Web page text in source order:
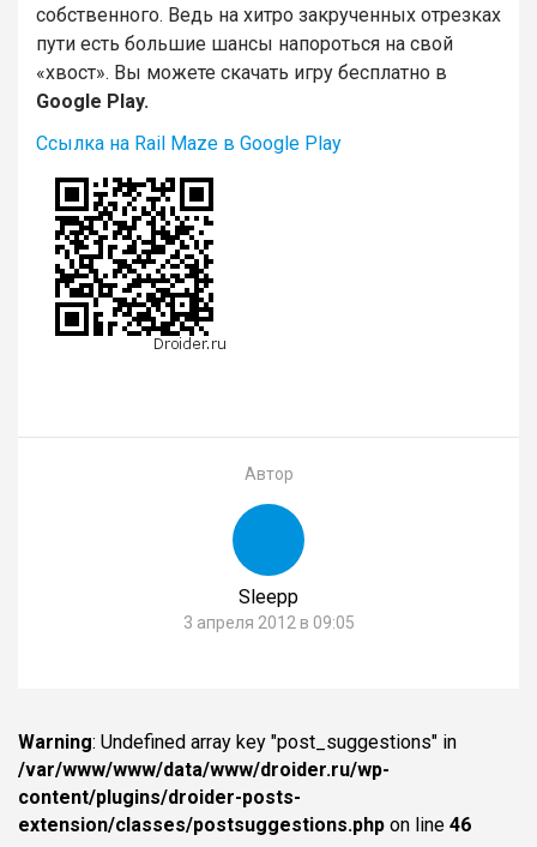
собственного. Ведь на хитро закрученных отрезках
пути есть большие шансы напороться на свой
«хвост». Вы можете скачать игру бесплатно в
Google Play.
Ссылка на Rail Maze в Google Play
Автор
Sleepp
3 апреля 2012 в 09:05
Warning: Undefined array key "post_suggestions" in
/var/www/www/data/www/droider.ru/wp-
content/plugins/droider-posts-
extension/classes/postsuggestions.php on line 46